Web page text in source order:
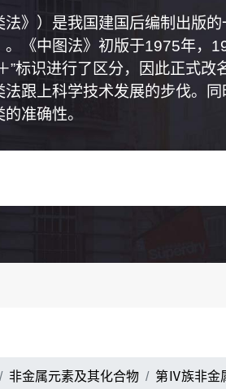
》）是我国建国后编制出版
《中图法》初版于1975年，
标识进行了区分，因此正式
跟上科学技术发展的步伐。
准确性。
非金属元素及其化合物 第Ⅳ族非金